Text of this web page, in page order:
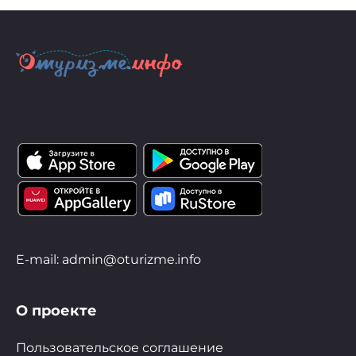
E-mail: admin@oturizme.info
О проекте
Пользовательское соглашение